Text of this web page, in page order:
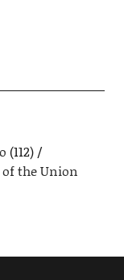
(112)
of the Union